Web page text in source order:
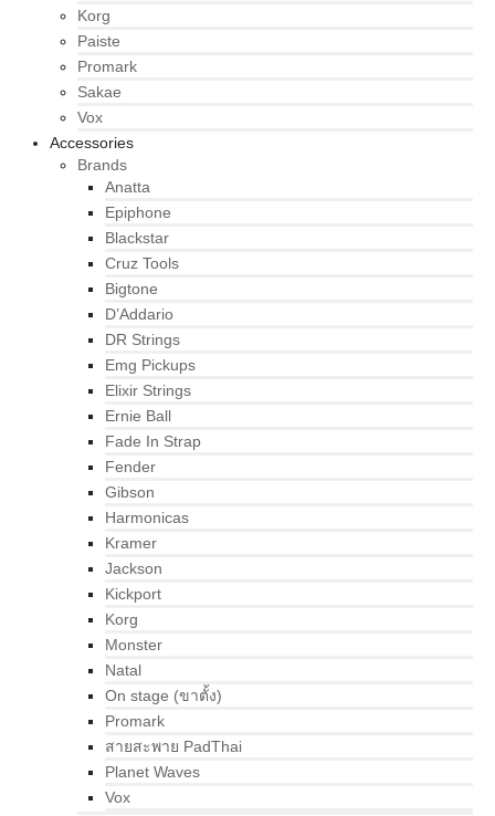
Korg
Paiste
Promark
Sakae
Vox
Accessories
Brands
Anatta
Epiphone
Blackstar
Cruz Tools
Bigtone
D’Addario
DR Strings
Emg Pickups
Elixir Strings
Ernie Ball
Fade In Strap
Fender
Gibson
Harmonicas
Kramer
Jackson
Kickport
Korg
Monster
Natal
On stage (ขาตั้ง)
Promark
สายสะพาย PadThai
Planet Waves
Vox